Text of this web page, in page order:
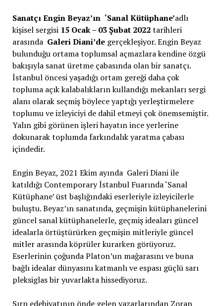
Sanatçı Engin Beyaz’ın ‘Sanal Kütüphane’adlı
kişisel sergisi 15 Ocak – 03 Şubat 2022tarihleri
arasında Galeri Diani’degerçekleşiyor. Engin Beyaz
bulunduğu ortama toplumsal açmazlara kendine özgü
bakışıyla sanat üretme çabasında olan bir sanatçı.
İstanbul öncesi yaşadığı ortam gereği daha çok
topluma açık kalabalıkların kullandığı mekanları sergi
alanı olarak seçmiş böylece yaptığı yerleştirmelere
toplumu ve izleyiciyi de dahil etmeyi çok önemsemiştir.
Yalın gibi görünen işleri hayatın ince yerlerine
dokunarak toplumda farkındalık yaratma çabası
içindedir.
Engin Beyaz, 2021 Ekim ayında Galeri Diani ile
katıldığı Contemporary İstanbul Fuarında ‘Sanal
Kütüphane’ üst başlığındaki eserleriyle izleyicilerle
buluştu. Beyaz’ın sanatında, geçmişin kütüphanelerini
güncel sanal kütüphanelerle, geçmiş ideaları güncel
idealarla örtüştürürken geçmişin mitleriyle güncel
mitler arasında köprüler kurarken görüyoruz.
Eserlerinin çoğunda Platon’un mağarasını ve buna
bağlı idealar dünyasını katmanlı ve espası güçlü sarı
pleksiglas bir yuvarlakta hissediyoruz.
Sırp edebiyatının önde gelen yazarlarından Zoran